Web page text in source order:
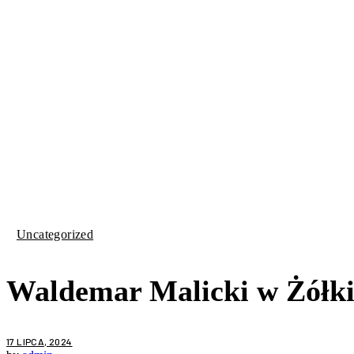
Uncategorized
Waldemar Malicki w
17 LIPCA, 2024